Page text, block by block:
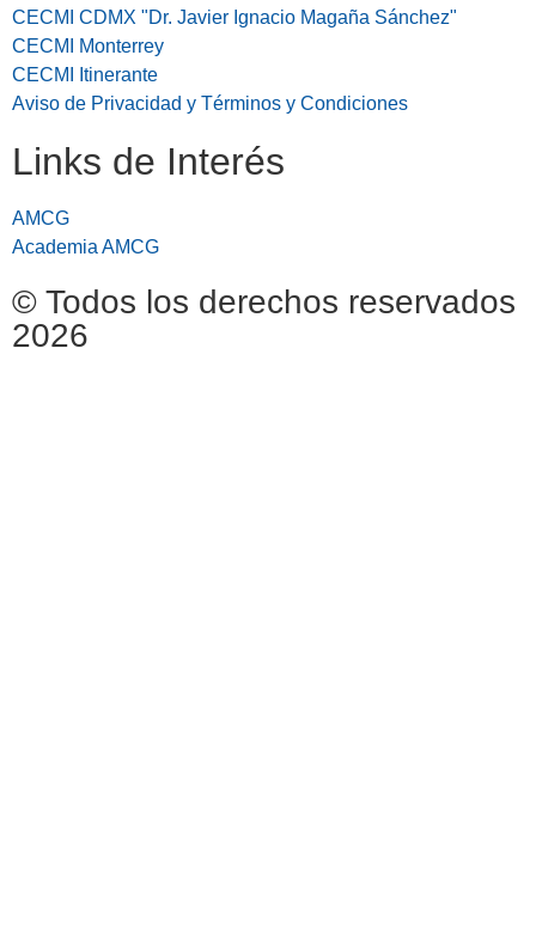
CECMI CDMX "Dr. Javier Ignacio Magaña Sánchez"
CECMI Monterrey
CECMI Itinerante
Aviso de Privacidad y Términos y Condiciones
Links de Interés
AMCG
Academia AMCG
© Todos los derechos reservados
2026